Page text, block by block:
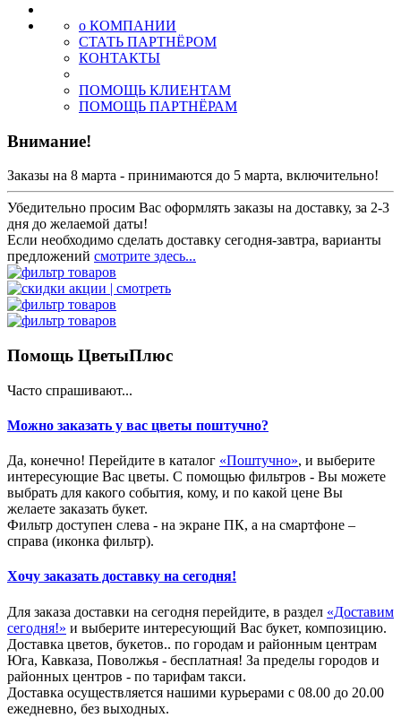
о КОМПАНИИ
СТАТЬ ПАРТНЁРОМ
КОНТАКТЫ
ПОМОЩЬ КЛИЕНТАМ
ПОМОЩЬ ПАРТНЁРАМ
Внимание!
Заказы на 8 марта - принимаются до 5 марта, включительно!
Убедительно просим Вас оформлять заказы на доставку, за 2-3
дня до желаемой даты!
Если необходимо сделать доставку сегодня-завтра, варианты
предложений смотрите здесь...
Помощь ЦветыПлюс
Часто спрашивают...
Можно заказать у вас цветы поштучно?
Да, конечно! Перейдите в каталог «Поштучно», и выберите
интересующие Вас цветы. С помощью фильтров - Вы можете
выбрать для какого события, кому, и по какой цене Вы
желаете заказать букет.
Фильтр доступен слева - на экране ПК, а на смартфоне –
справа (иконка фильтр).
Хочу заказать доставку на сегодня!
Для заказа доставки на сегодня перейдите, в раздел «Доставим
сегодня!» и выберите интересующий Вас букет, композицию.
Доставка цветов, букетов.. по городам и районным центрам
Юга, Кавказа, Поволжья - бесплатная! За пределы городов и
районных центров - по тарифам такси.
Доставка осуществляется нашими курьерами с 08.00 до 20.00
ежедневно, без выходных.